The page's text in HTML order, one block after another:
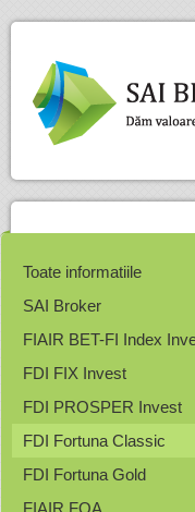
Toate informatiile
SAI Broker
FIAIR BET-FI Index
FDI FIX Invest
FDI PROSPER Invest
FDI Fortuna Classic
FDI Fortuna Gold
FIAIR FOA